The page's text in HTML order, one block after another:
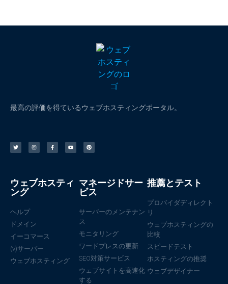
最高の評価を得ているウェブホスティングポータル。
ウェブホスティ
ング
ヘルプ
ドメイン
イーコマース
(v)サーバー
ウェブホスティング
マネージドサー
ビス
サーバーのメンテナン
ス
モニタリング
ワードプレスの更新
SEO対策サービス
ウェブサイトを高速化
する
推薦とテスト
プロバイダディレクト
リ
ウェブホスティングの
比較
スピードテスト
ホスティングの推奨
ウェブデザイナー